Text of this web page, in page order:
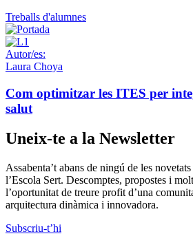
Treballs d'alumnes
Autor/es:
Laura Choya
Com optimitzar les ITES per
salut
Uneix-te a la Newsletter
Assabenta’t abans de ningú de les
l’Escola Sert. Descomptes, propostes i
l’oportunitat de treure profit d’una
arquitectura dinàmica i innovadora.
Subscriu-t’hi